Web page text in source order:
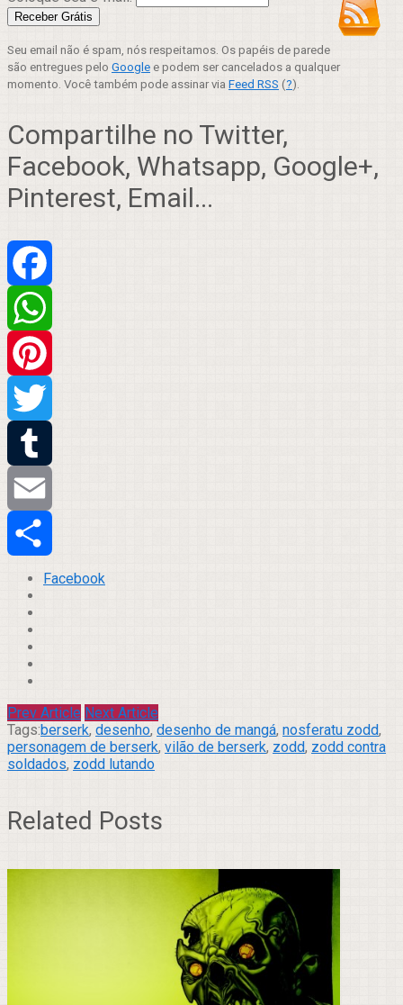
Seu email não é spam, nós respeitamos. Os papéis de parede
são entregues pelo Google e podem ser cancelados a qualquer
momento. Você também pode assinar via Feed RSS (?).
Compartilhe no Twitter,
Facebook, Whatsapp, Google+,
Pinterest, Email...
Facebook
WhatsApp
Pinterest
Twitter
Tumblr
Email
Compartilhar
Facebook
Prev Article Next Article
Tags:berserk, desenho, desenho de mangá, nosferatu zodd,
personagem de berserk, vilão de berserk, zodd, zodd contra
soldados, zodd lutando
Related Posts